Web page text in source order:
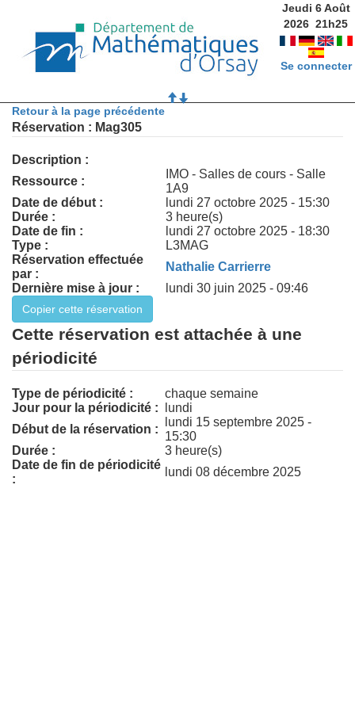
Jeudi 6 Août
2026 21h25
Se connecter
Retour à la page précédente
Réservation : Mag305
Description :
Ressource :
IMO - Salles de cours - Salle
1A9
Date de début :
lundi 27 octobre 2025 - 15:30
Durée :
3 heure(s)
Date de fin :
lundi 27 octobre 2025 - 18:30
Type :
L3MAG
Réservation effectuée
par :
Nathalie Carrierre
Dernière mise à jour :
lundi 30 juin 2025 - 09:46
Cette réservation est attachée à une
périodicité
Type de périodicité :
chaque semaine
Jour pour la périodicité :
lundi
Début de la réservation :
lundi 15 septembre 2025 -
15:30
Durée :
3 heure(s)
Date de fin de périodicité
:
lundi 08 décembre 2025